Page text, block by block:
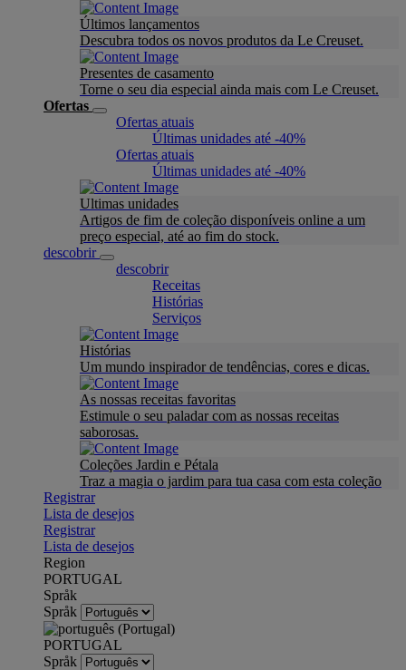
Últimos lançamentos
Descubra todos os novos produtos da Le Creuset.
Presentes de casamento
Torne o seu dia especial ainda mais com Le Creuset.
Ofertas
Ofertas atuais
Últimas unidades até -40%
Ofertas atuais
Últimas unidades até -40%
Ultimas unidades
Artigos de fim de coleção disponíveis online a um
preço especial, até ao fim do stock.
descobrir
descobrir
Receitas
Histórias
Serviços
Histórias
Um mundo inspirador de tendências, cores e dicas.
As nossas receitas favoritas
Estimule o seu paladar com as nossas receitas
saborosas.
Coleções Jardin e Pétala
Traz a magia o jardim para tua casa com esta coleção
Registrar
Lista de desejos
Registrar
Lista de desejos
Region
PORTUGAL
Språk
Språk
PORTUGAL
Språk